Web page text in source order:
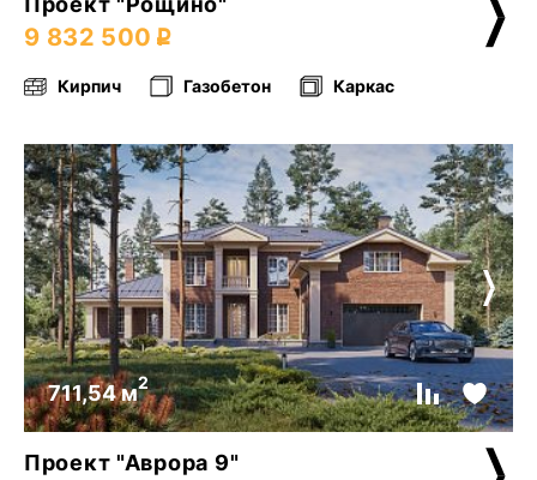
9 832 500
Кирпич Газобетон Каркас
711,54 м2
Проект "Аврора 9"